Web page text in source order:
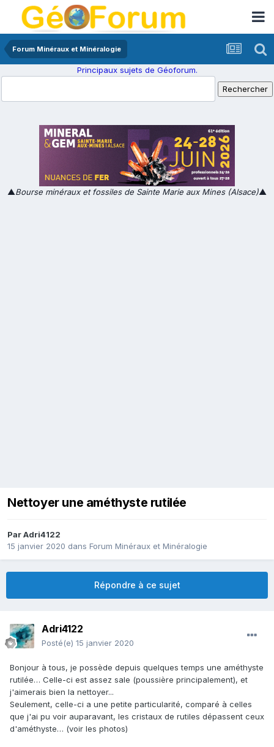
Forum Minéraux et Minéralogie
Principaux sujets de Géoforum.
▲Bourse minéraux et fossiles de Sainte Marie aux Mines (Alsace)▲
Nettoyer une améthyste rutilée
ParAdri4122
15 janvier 2020 dans Forum Minéraux et Minéralogie
Répondre à ce sujet
Adri4122
Posté(e) 15 janvier 2020
Bonjour à tous, je possède depuis quelques temps une améthyste
rutilée… Celle-ci est assez sale (poussière principalement), et
j'aimerais bien la nettoyer...
Seulement, celle-ci a une petite particularité, comparé à celles
que j'ai pu voir auparavant, les cristaux de rutiles dépassent ceux
d'améthyste… (voir les photos)